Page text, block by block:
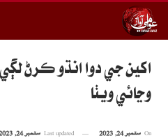
اکين جي دوا انڌو ڪرڻ
وڃائي ويٺا